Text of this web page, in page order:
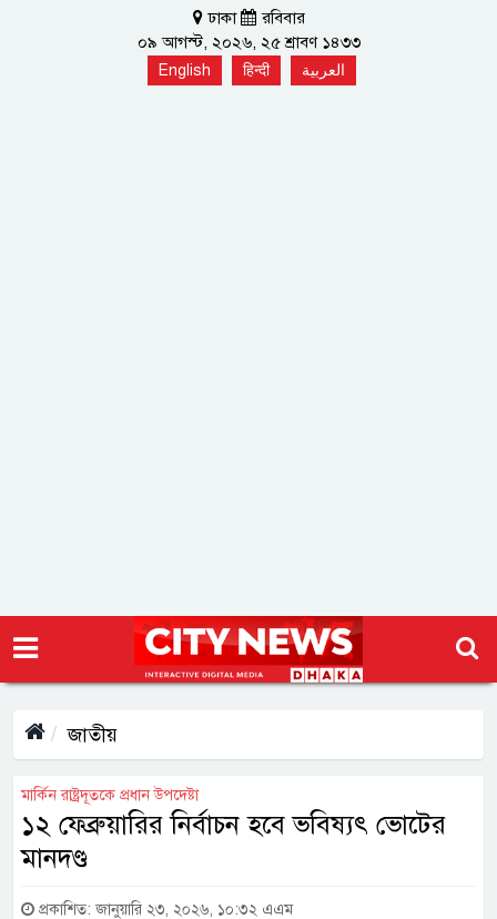
ঢাকা
রবিবার
০৯ আগস্ট, ২০২৬, ২৫ শ্রাবণ ১৪৩৩
English हिन्दी العربية
জাতীয়
মার্কিন রাষ্ট্রদূতকে প্রধান উপদেষ্টা
১২ ফেব্রুয়ারির নির্বাচন হবে ভবিষ্যৎ ভোটের
মানদণ্ড
প্রকাশিত: জানুয়ারি ২৩, ২০২৬, ১০:৩২ এএম